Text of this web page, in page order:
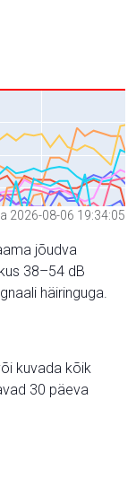
2026-08-06 19:34:05
jõudva
38–54 dB
häiringuga.
kuvada kõik
30 päeva